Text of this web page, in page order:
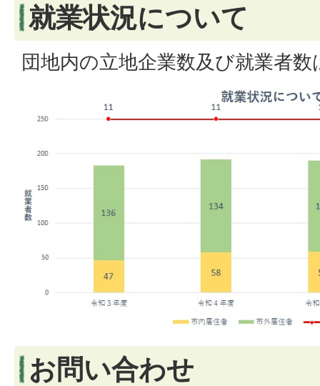
就業状況について
団地内の立地企業数及び就業者
お問い合わせ